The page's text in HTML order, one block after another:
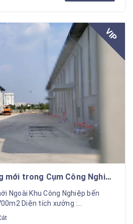
VIP
mới trong Cụm Công Nghiệp
m2
Ngoài Khu Công Nghiệp bến
Diện tích xưởng :
+ 1 Lầu + VP